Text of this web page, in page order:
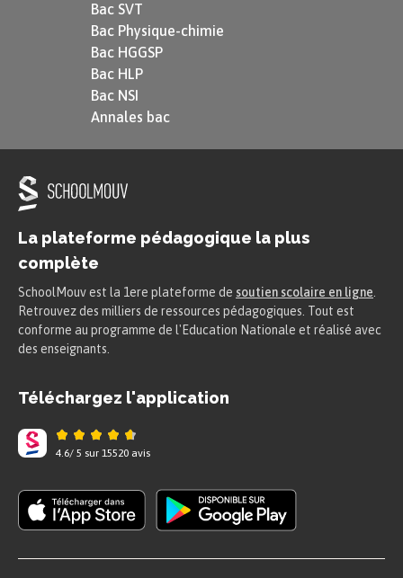
Bac SVT
Bac Physique-chimie
Bac HGGSP
Bac HLP
Bac NSI
Annales bac
La plateforme pédagogique la plus
complète
SchoolMouv est la 1ere plateforme de soutien scolaire en ligne
Retrouvez des milliers de ressources pédagogiques. Tout est
conforme au programme de l'Education Nationale et réalisé avec
des enseignants.
Téléchargez l'application
4.6/ 5 sur 15520 avis